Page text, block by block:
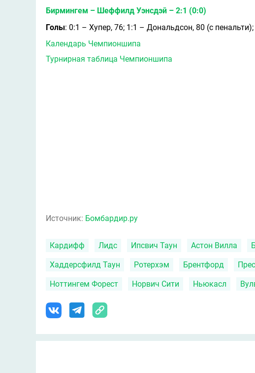
Бирмингем – Шеффилд Уэнсдэй – 2:1 (0:0)
Голы: 0:1 – Хупер, 76; 1:1 – Дональдсон, 80 (с
Календарь Чемпионшипа
Турнирная таблица Чемпионшипа
Источник: Бомбардир.ру
Кардифф Лидс Ипсвич Таун Астон Вилла
Хаддерсфилд Таун Ротерхэм Брентфорд
Ноттингем Форест Норвич Сити Ньюкасл